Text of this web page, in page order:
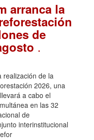
arranca la
de
.
realización de la
2026, una
a cabo el
en las 32
de
interinstitucional